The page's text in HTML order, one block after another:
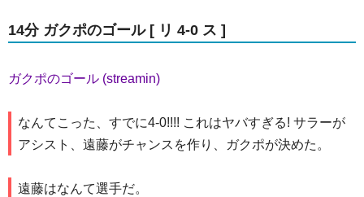
14分 ガクポのゴール [ リ 4-0 ス ]
ガクポのゴール (streamin)
なんてこった、すでに4-0!!!! これはヤバすぎる! サラーが
アシスト、遠藤がチャンスを作り、ガクポが決めた。
遠藤はなんて選手だ。